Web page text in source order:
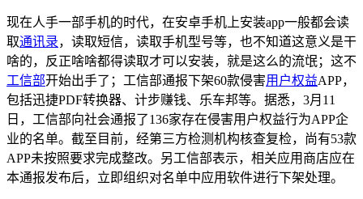
现在人手一部手机的时代，在安卓手机上安装app一般都会读
取通讯录，读取短信，读取手机型号等，也不知道这意义是干
啥的，反正啥啥都得读取才可以安装，就是这么的流氓；这不
工信部开始出手了；工信部通报下架60款侵害用户权益APP，
包括迅捷PDF转换器、计步赚钱、乐车邦等。据悉，3月11
日，工信部向社会通报了136家存在侵害用户权益行为APP企
业的名单。截至目前，经第三方检测机构核查复检，尚有53款
APP未按照要求完成整改。另工信部表示，相关应用商店应在
本通报发布后，立即组织对名单中应用软件进行下架处理。